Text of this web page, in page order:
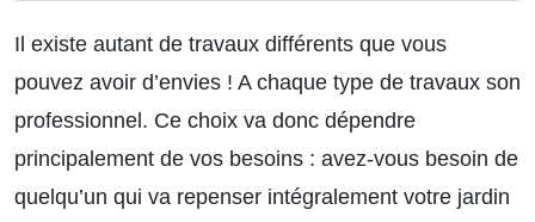
Il existe autant de travaux différents que vous
pouvez avoir d’envies ! A chaque type de travaux son
professionnel. Ce choix va donc dépendre
principalement de vos besoins : avez-vous besoin de
quelqu’un qui va repenser intégralement votre jardin